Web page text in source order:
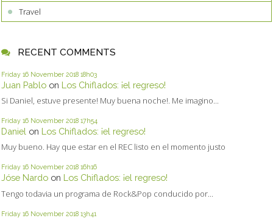
Travel
RECENT COMMENTS
Friday 16 November 2018 18h03
Juan Pablo on Los Chiflados: ¡el regreso!
Si Daniel, estuve presente! Muy buena noche!. Me imagino...
Friday 16 November 2018 17h54
Daniel on Los Chiflados: ¡el regreso!
Muy bueno. Hay que estar en el REC listo en el momento justo
Friday 16 November 2018 16h16
Jóse Nardo on Los Chiflados: ¡el regreso!
Tengo todavia un programa de Rock&Pop conducido por...
Friday 16 November 2018 13h41